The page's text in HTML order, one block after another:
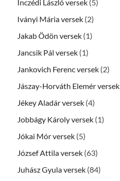
Inczédi László versek (5)
Iványi Mária versek (2)
Jakab Ödön versek (1)
Jancsik Pál versek (1)
Jankovich Ferenc versek (2)
Jászay-Horváth Elemér versek
Jékey Aladár versek (4)
Jobbágy Károly versek (1)
Jókai Mór versek (5)
József Attila versek (63)
Juhász Gyula versek (84)